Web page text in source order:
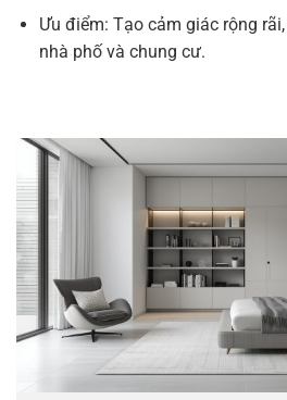
Ưu điểm: Tạo cảm giác rộng
nhà phố và chung cư.